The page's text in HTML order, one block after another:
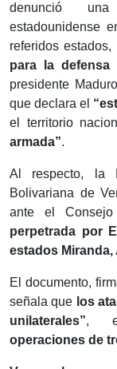
denunció
estadounidense
referidos
para la defensa
presidente
que declara el
el territorio
armada”.
Al respecto, la
Bolivariana de
ante el
perpetrada por
estados Miranda,
El documento,
señala que los
unilaterales”,
operaciones de